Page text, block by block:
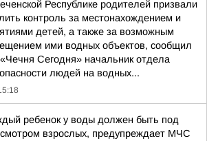
Республике родителей призвали
контроль за местонахождением и
детей, а также за возможным
ими водных объектов, сообщил
Сегодня» начальник отдела
людей на водных...
ребенок у воды должен быть под
взрослых, предупреждает МЧС